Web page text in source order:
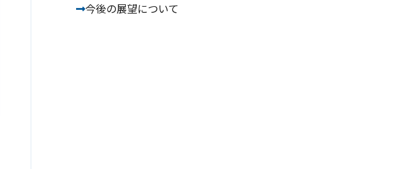
今後の展望について